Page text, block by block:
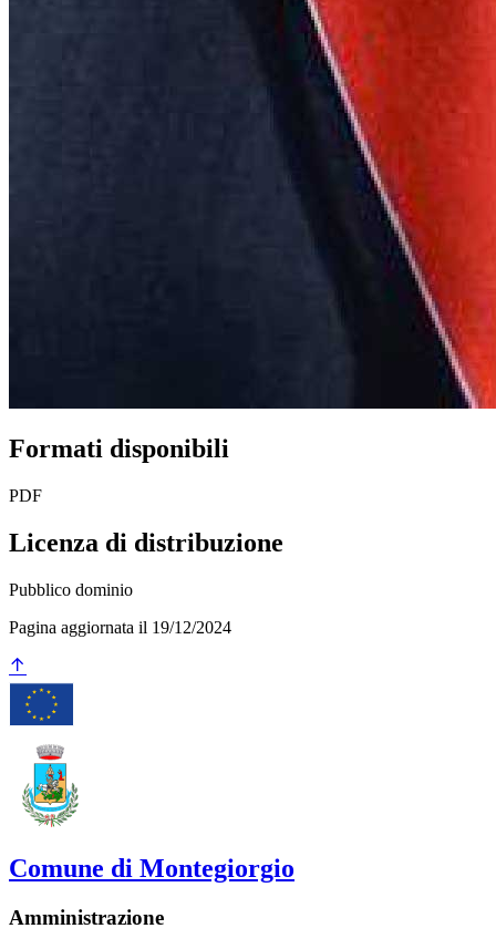
Formati disponibili
PDF
Licenza di distribuzione
Pubblico dominio
Pagina aggiornata il 19/12/2024
Comune di Montegiorgio
Amministrazione